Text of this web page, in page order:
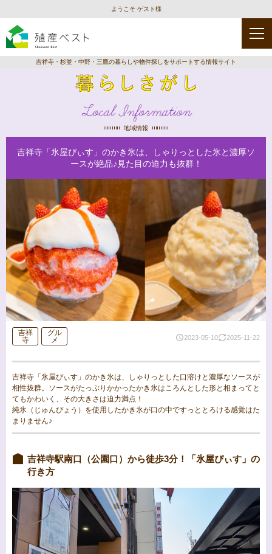
ようこそ ゲスト様
吉祥寺・杉並・中野・三鷹の暮らしや物件探しをサポートする情報サイト
Local Information
地域情報
吉祥寺「氷屋ぴぃす」のかき氷は、しゃりっとした氷と濃厚ソ
ースが絶品♪見た目の迫力も抜群！
吉祥
寺
グル
メ
2023-05-10 2025-11-22
吉祥寺「氷屋ぴぃす」のかき氷は、しゃりっとした口溶けと濃厚なソースが
相性抜群。ソースがたっぷりかかったかき氷はころんとした形と相まってと
てもかわいく、その大きさは迫力満点！
純氷（じゅんぴょう）を使用したかき氷が口の中ですっととろける感覚はた
まりません♪
吉祥寺駅南口（公園口）から徒歩3分！「氷屋ぴぃす」の
行き方